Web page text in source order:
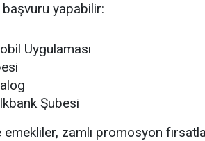
yapabilir:
Uygulaması
Şubesi
zamlı promosyon